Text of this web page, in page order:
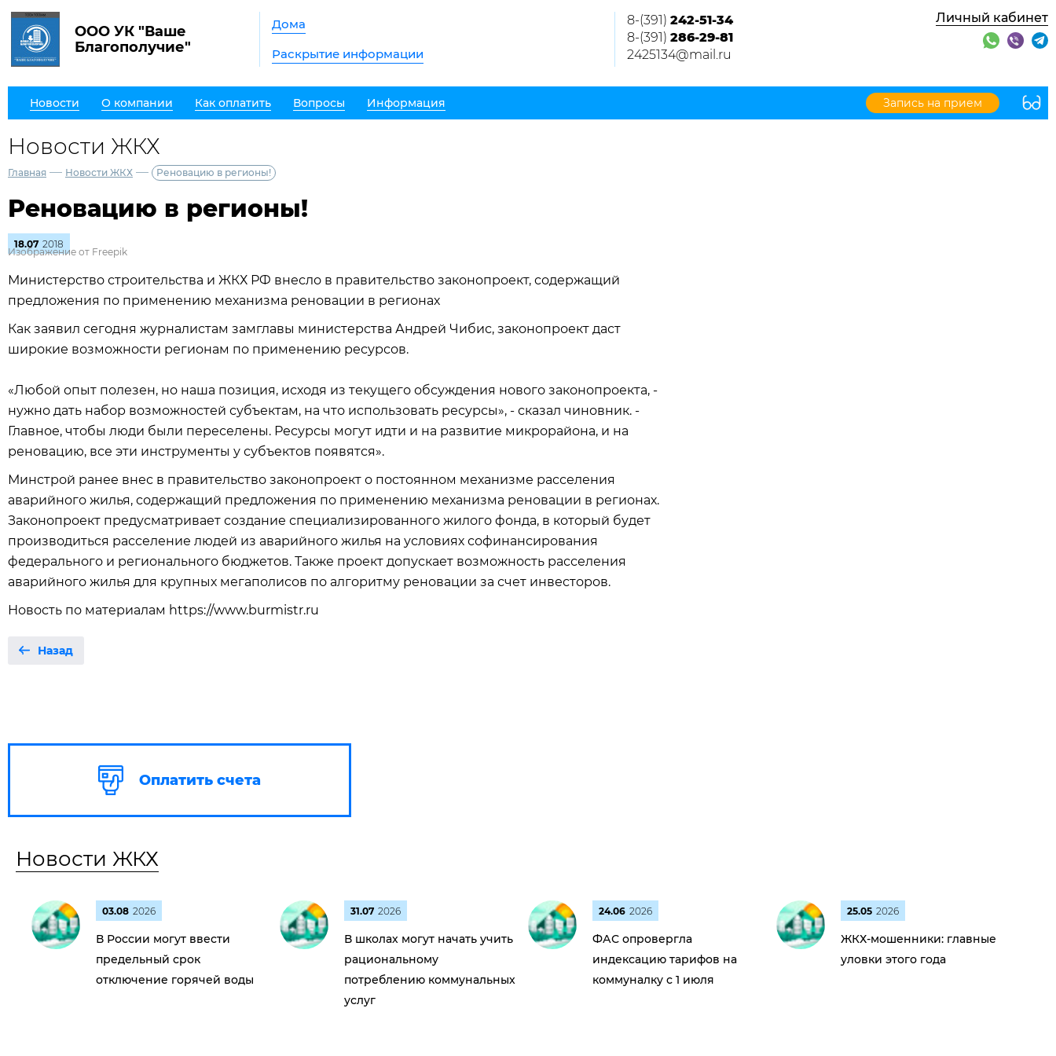
ООО УК "Ваше
Благополучие"
Дома
Раскрытие информации
8-(391) 242-51-34
8-(391) 286-29-81
2425134@mail.ru
Личный кабинет
Новости О компании Как оплатить Вопросы Информация Запись на прием
Новости ЖКХ
Главная — Новости ЖКХ — Реновацию в регионы!
Реновацию в регионы!
18.07 2018
Изображение от Freepik
Министерство строительства и ЖКХ РФ внесло в правительство законопроект, содержащий
предложения по применению механизма реновации в регионах
Как заявил сегодня журналистам замглавы министерства Андрей Чибис, законопроект даст
широкие возможности регионам по применению ресурсов.
«Любой опыт полезен, но наша позиция, исходя из текущего обсуждения нового законопроекта, -
нужно дать набор возможностей субъектам, на что использовать ресурсы», - сказал чиновник. -
Главное, чтобы люди были переселены. Ресурсы могут идти и на развитие микрорайона, и на
реновацию, все эти инструменты у субъектов появятся».
Минстрой ранее внес в правительство законопроект о постоянном механизме расселения
аварийного жилья, содержащий предложения по применению механизма реновации в регионах.
Законопроект предусматривает создание специализированного жилого фонда, в который будет
производиться расселение людей из аварийного жилья на условиях софинансирования
федерального и регионального бюджетов. Также проект допускает возможность расселения
аварийного жилья для крупных мегаполисов по алгоритму реновации за счет инвесторов.
Новость по материалам https://www.burmistr.ru
Назад
Оплатить счета
Новости ЖКХ
03.08 2026
В России могут ввести
предельный срок
отключение горячей воды
31.07 2026
В школах могут начать учить
рациональному
потреблению коммунальных
услуг
24.06 2026
ФАС опровергла
индексацию тарифов на
коммуналку с 1 июля
25.05 2026
ЖКХ-мошенники: главные
уловки этого года